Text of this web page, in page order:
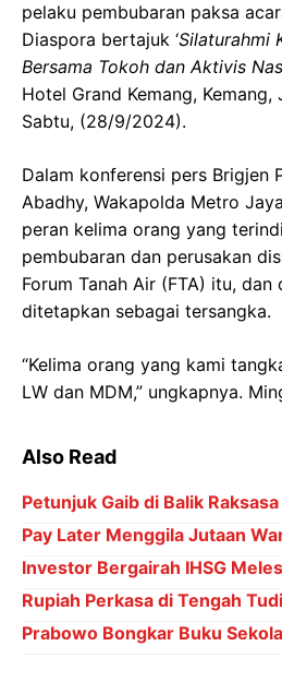
pelaku pembubaran paksa
Diaspora bertajuk ‘Silaturahmi
Bersama Tokoh dan Aktivis
Hotel Grand Kemang,
Sabtu, (28/9/2024).
Dalam konferensi pers Brigjen
Abadhy, Wakapolda Metro
peran kelima orang yang
pembubaran dan perusakan
Forum Tanah Air (FTA) itu,
ditetapkan sebagai tersangka.
“Kelima orang yang kami
LW dan MDM,” ungkapnya.
Also Read
Petunjuk Gaib di Balik
Pay Later Menggila Jutaan
Investor Bergairah IHSG
Rupiah Perkasa di Tengah
Prabowo Bongkar Buku